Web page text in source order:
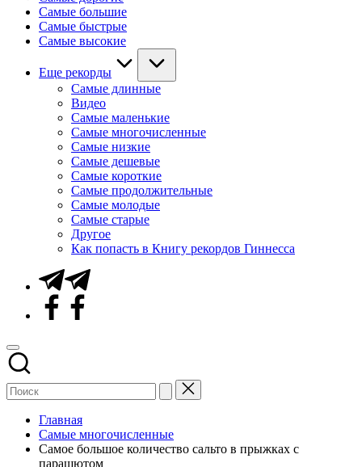
Самые большие
Самые быстрые
Самые высокие
Еще рекорды
Самые длинные
Видео
Самые маленькие
Самые многочисленные
Самые низкие
Самые дешевые
Самые короткие
Самые продолжительные
Самые молодые
Самые старые
Другое
Как попасть в Книгу рекордов Гиннесса
Telegram
Facebook
Главная
Самые многочисленные
Самое большое количество сальто в прыжках с
парашютом